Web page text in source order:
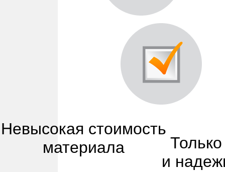
Невысокая стоимость
материала
и